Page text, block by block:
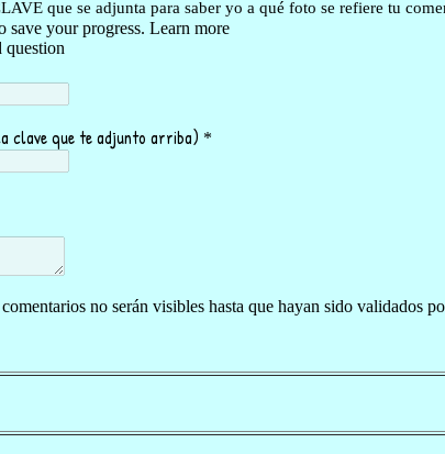
no serán visibles hasta que hayan sido validados